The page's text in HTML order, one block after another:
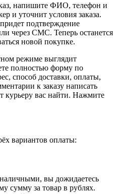
напишите ФИО, телефон и
и уточнит условия заказа.
подтверждение
через СМС. Теперь останется
новой покупке.
режиме выглядит
полностью форму по
способ доставки, оплаты,
к заказу написать
курьеру вас найти. Нажмите
вариантов оплаты:
вы дожидаетесь
сумму за товар в рублях.